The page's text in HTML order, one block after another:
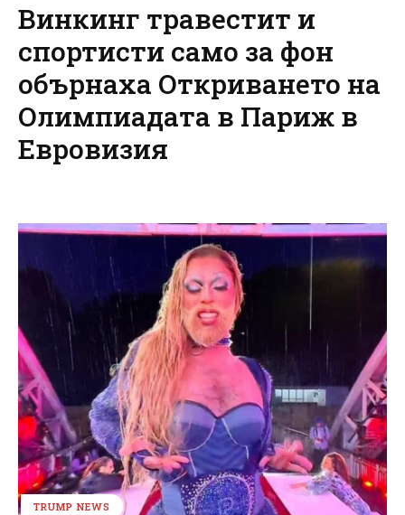
Винкинг травестит и
спортисти само за фон
обърнаха Откриването на
Олимпиадата в Париж в
Евровизия
TRUMP NEWS